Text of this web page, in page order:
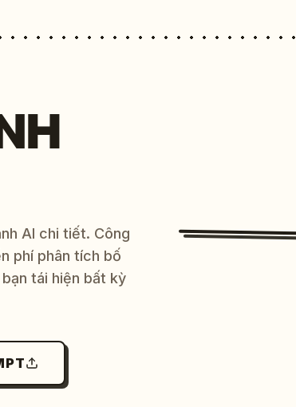
AI chi tiết. Công
phí phân tích bố
tái hiện bất kỳ